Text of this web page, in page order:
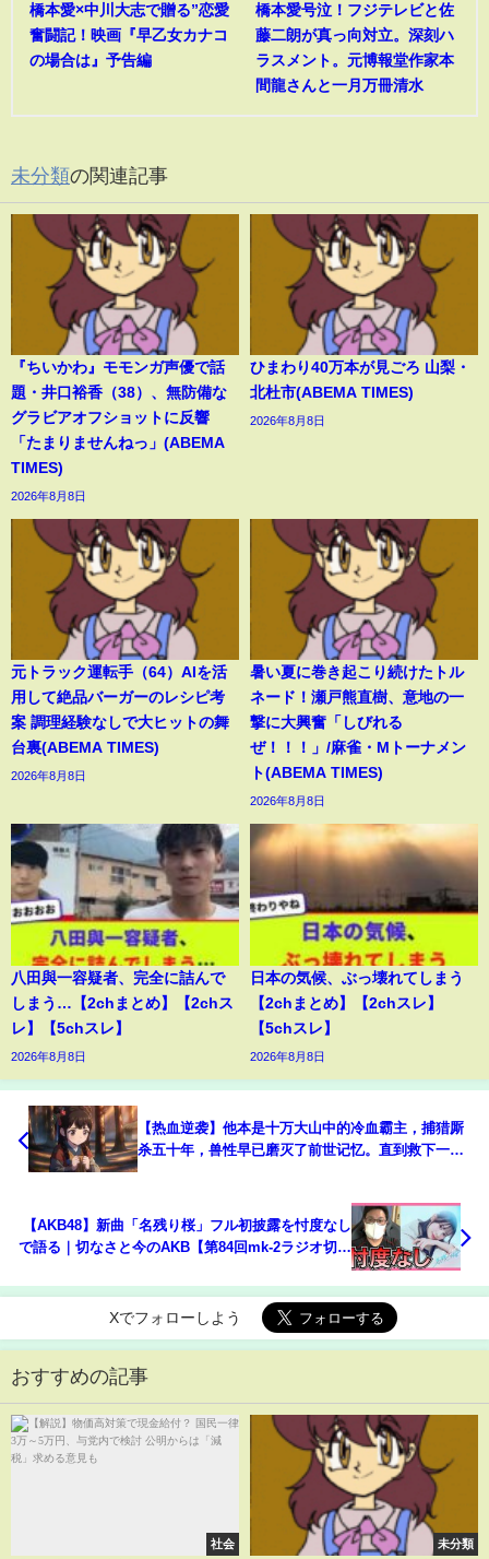
橋本愛×中川大志で贈る”恋愛
奮闘記！映画『早乙女カナコ
の場合は』予告編
橋本愛号泣！フジテレビと佐
藤二朗が真っ向対立。深刻ハ
ラスメント。元博報堂作家本
間龍さんと一月万冊清水
未分類の関連記事
『ちいかわ』モモンガ声優で話
題・井口裕香（38）、無防備な
グラビアオフショットに反響
「たまりませんねっ」(ABEMA
TIMES)
2026年8月8日
ひまわり40万本が見ごろ 山梨・
北杜市(ABEMA TIMES)
2026年8月8日
元トラック運転手（64）AIを活
用して絶品バーガーのレシピ考
案 調理経験なしで大ヒットの舞
台裏(ABEMA TIMES)
2026年8月8日
暑い夏に巻き起こり続けたトル
ネード！瀬戸熊直樹、意地の一
撃に大興奮「しびれる
ぜ！！！」/麻雀・Mトーナメン
ト(ABEMA TIMES)
2026年8月8日
八田與一容疑者、完全に詰んで
しまう…【2chまとめ】【2chス
レ】【5chスレ】
2026年8月8日
日本の気候、ぶっ壊れてしまう
【2chまとめ】【2chスレ】
【5chスレ】
2026年8月8日
【热血逆袭】他本是十万大山中的冷血霸主，捕猎厮
杀五十年，兽性早已磨灭了前世记忆。直到救下一个
【AKB48】新曲「名残り桜」フル初披露を忖度なし
で語る｜切なさと今のAKB【第84回mk-2ラジオ切り
Xでフォローしよう
おすすめの記事
社会 未分類